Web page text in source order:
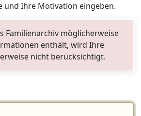
und Ihre Motivation eingeben.
Familienarchiv möglicherweise
enthält, wird Ihre
nicht berücksichtigt.